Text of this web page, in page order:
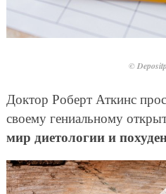
©
Доктор Роберт Аткинс
своему гениальному
мир диетологии и